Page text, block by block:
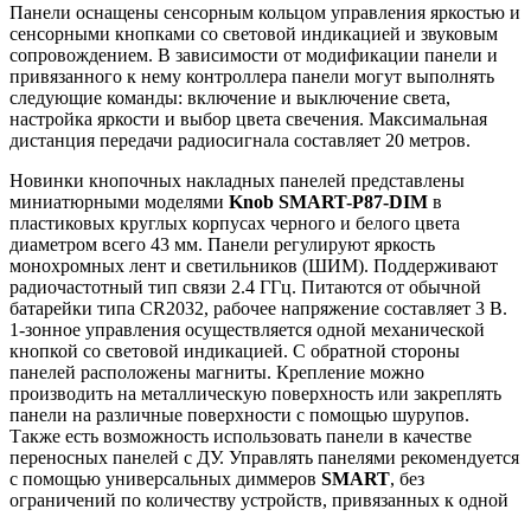
Панели оснащены сенсорным кольцом управления яркостью и
сенсорными кнопками со световой индикацией и звуковым
сопровождением. В зависимости от модификации панели и
привязанного к нему контроллера панели могут выполнять
следующие команды: включение и выключение света,
настройка яркости и выбор цвета свечения. Максимальная
дистанция передачи радиосигнала составляет 20 метров.
Новинки кнопочных накладных панелей представлены
миниатюрными моделями Knob SMART-P87-DIM в
пластиковых круглых корпусах черного и белого цвета
диаметром всего 43 мм. Панели регулируют яркость
монохромных лент и светильников (ШИМ). Поддерживают
радиочастотный тип связи 2.4 ГГц. Питаются от обычной
батарейки типа CR2032, рабочее напряжение составляет 3 В.
1-зонное управления осуществляется одной механической
кнопкой со световой индикацией. С обратной стороны
панелей расположены магниты. Крепление можно
производить на металлическую поверхность или закреплять
панели на различные поверхности с помощью шурупов.
Также есть возможность использовать панели в качестве
переносных панелей с ДУ. Управлять панелями рекомендуется
с помощью универсальных диммеров SMART, без
ограничений по количеству устройств, привязанных к одной